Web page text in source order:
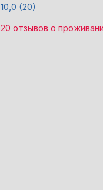
10,0 (20)
20 отзывов о